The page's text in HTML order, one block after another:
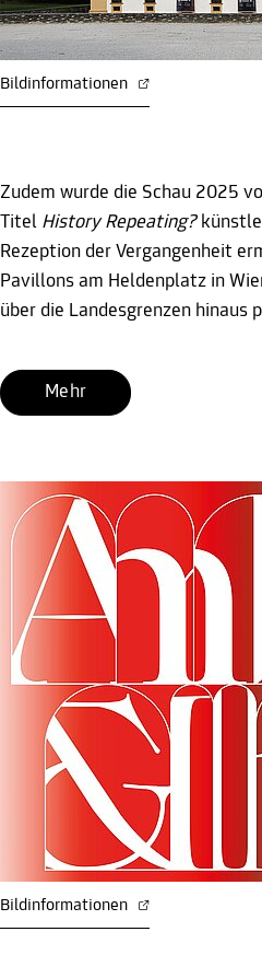
Bildinformationen
Zudem wurde die Schau 2025
Titel History Repeating?
Rezeption der Vergangenheit
Pavillons am Heldenplatz in
über die Landesgrenzen hinaus
Mehr
Bildinformationen